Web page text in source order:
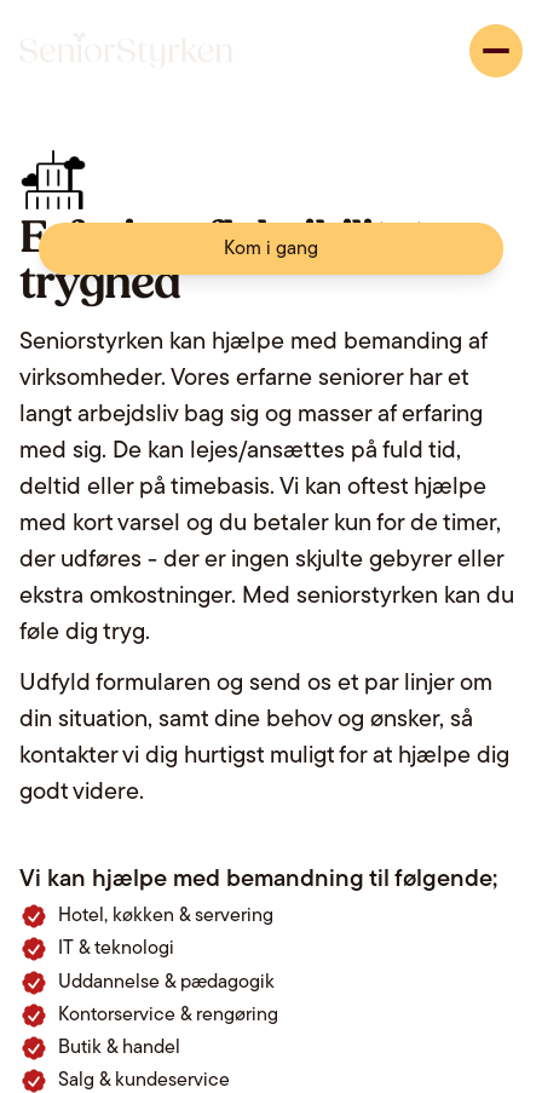
Kom i gang
Erfaring, fleksibilitet og
tryghed
Seniorstyrken kan hjælpe med bemanding af
virksomheder. Vores erfarne seniorer har et
langt arbejdsliv bag sig og masser af erfaring
med sig. De kan lejes/ansættes på fuld tid,
deltid eller på timebasis. Vi kan oftest hjælpe
med kort varsel og du betaler kun for de timer,
der udføres - der er ingen skjulte gebyrer eller
ekstra omkostninger. Med seniorstyrken kan du
føle dig tryg.
Udfyld formularen og send os et par linjer om
din situation, samt dine behov og ønsker, så
kontakter vi dig hurtigst muligt for at hjælpe dig
godt videre.
Vi kan hjælpe med bemandning til følgende;
Hotel, køkken & servering
IT & teknologi
Uddannelse & pædagogik
Kontorservice & rengøring
Butik & handel
Salg & kundeservice